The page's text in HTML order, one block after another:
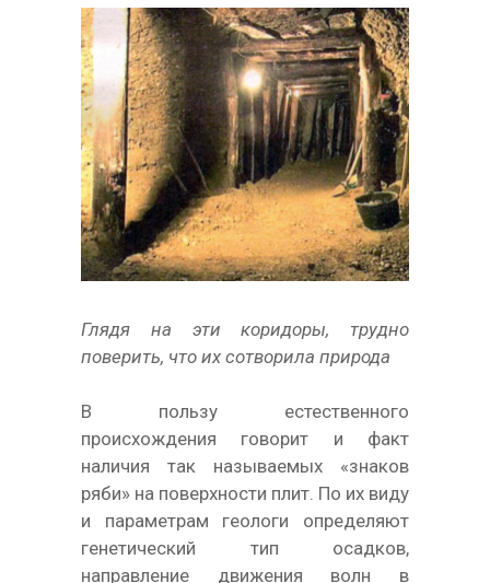
Глядя на эти коридоры, трудно
поверить, что их сотворила природа
В пользу естественного
происхождения говорит и факт
наличия так называемых «знаков
ряби» на поверхности плит. По их виду
и параметрам геологи определяют
генетический тип осадков,
направление движения волн в